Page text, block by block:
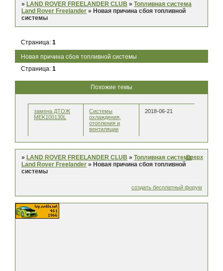
» LAND ROVER FREELANDER CLUB »Топливная система
Land Rover Freelander » Новая причина сбоя топливной
системы
Новая причина сбоя топливной системы
Страница:1
Страница:1
Похожие темы
замена ДТОЖ
MEK100130L
Системы
охлаждения,
отопления и
вентиляции
2018-06-21
» LAND ROVER FREELANDER CLUB »Топливная система
Land Rover Freelander » Новая причина сбоя топливной
системы
Вверх
создать бесплатный форум